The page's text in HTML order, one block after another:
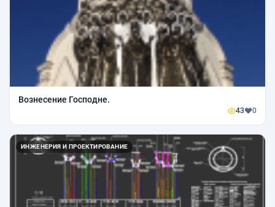
Вознесение Господне.
43 0
ИНЖЕНЕРИЯ И ПРОЕКТИРОВАНИЕ